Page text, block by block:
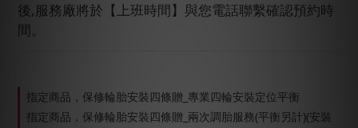
後,服務廠將於【上班時間】與您電話聯繫確認預約時
間。
指定商品，保修輪胎安裝四條贈_專業四輪安裝定位平衡
指定商品，保修輪胎安裝四條贈_兩次調胎服務(平衡另計)(安裝